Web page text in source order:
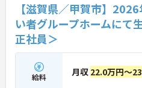
【滋賀県／甲賀市】
い者グループホームにて
正社員＞
給料 月収 22.0万円～